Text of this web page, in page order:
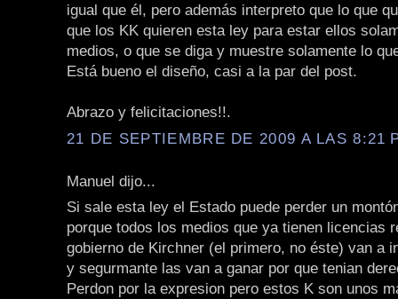
igual que él, pero además interpreto que lo que
que los KK quieren esta ley para estar ellos
medios, o que se diga y muestre solamente lo
Está bueno el diseño, casi a la par del post.
Abrazo y felicitaciones!!.
21 DE SEPTIEMBRE DE 2009 A LAS 8:21
Manuel dijo...
Si sale esta ley el Estado puede perder un
porque todos los medios que ya tienen licencias
gobierno de Kirchner (el primero, no éste) van a
y segurmante las van a ganar por que tenian
Perdon por la expresion pero estos K son unos